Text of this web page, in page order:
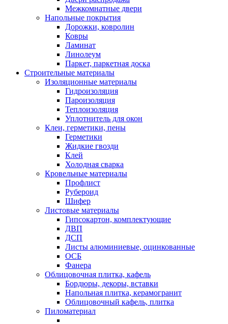
Межкомнатные двери
Напольные покрытия
Дорожки, ковролин
Ковры
Ламинат
Линолеум
Паркет, паркетная доска
Строительные материалы
Изоляционные материалы
Гидроизоляция
Пароизоляция
Теплоизоляция
Уплотнитель для окон
Клеи, герметики, пены
Герметики
Жидкие гвозди
Клей
Холодная сварка
Кровельные материалы
Профлист
Рубероид
Шифер
Листовые материалы
Гипсокартон, комплектующие
ДВП
ДСП
Листы алюминиевые, оцинкованные
ОСБ
Фанера
Облицовочная плитка, кафель
Бордюры, декоры, вставки
Напольная плитка, керамогранит
Облицовочный кафель, плитка
Пиломатериал